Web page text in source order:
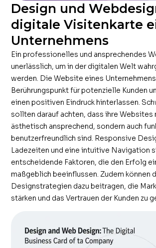
Design und
digitale Visitenkarte
Unternehmens
Ein professionelles und ansprechendes
unerlässlich, um in der digitalen Welt
werden. Die Website eines
Berührungspunkt für potenzielle Kunden
einen positiven Eindruck hinterlassen.
sollten darauf achten, dass ihre Websites
ästhetisch ansprechend, sondern auch
benutzerfreundlich sind. Responsive
Ladezeiten und eine intuitive Navigation
entscheidende Faktoren, die den Erfolg
maßgeblich beeinflussen. Zudem können
Designstrategien dazu beitragen, die
stärken und das Vertrauen der Kunden zu